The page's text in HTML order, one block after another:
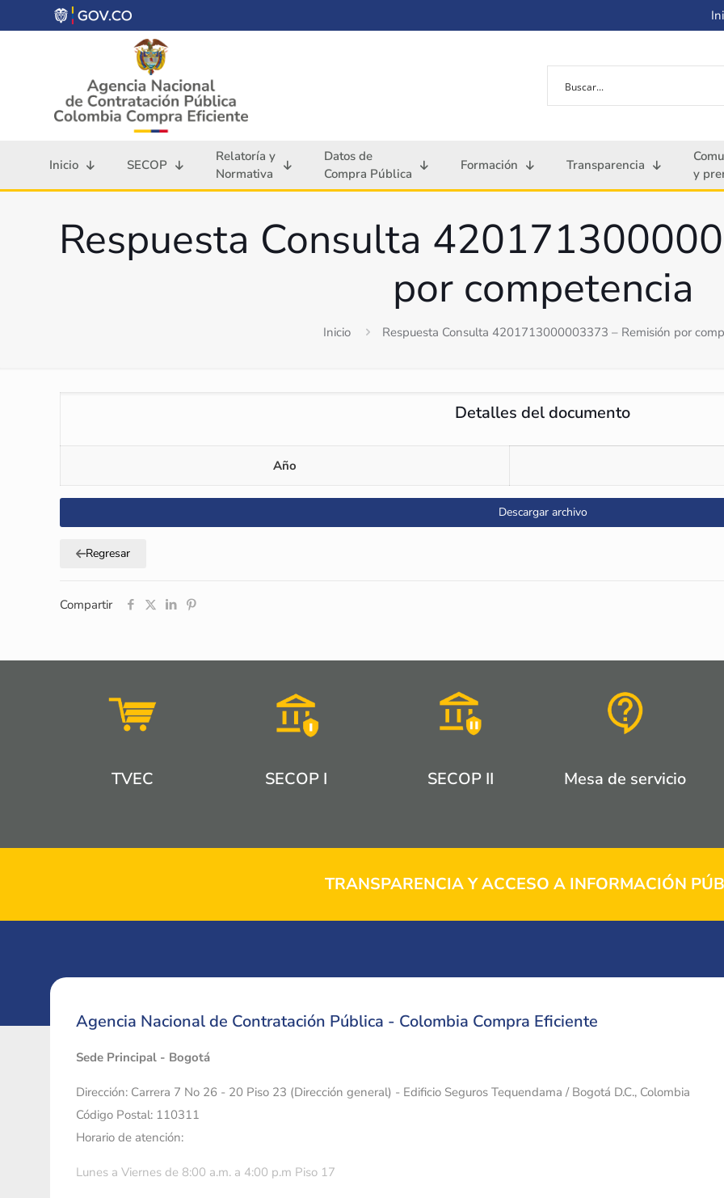
Inicio SECOP
Relatoría y
Normativa
Datos de
Compra Pública
Formación Transparencia
y
Respuesta Consulta
por competencia
Inicio Respuesta Consulta 4201713000003373 – Remisión por
Detalles del documento
Año
Descargar archivo
Regresar
Compartir
TVEC SECOP I SECOP II Mesa de servicio
TRANSPARENCIA Y ACCESO A INFORMACIÓN
Agencia Nacional de Contratación Pública - Colombia Compra Eficiente
Sede Principal - Bogotá
Dirección: Carrera 7 No 26 - 20 Piso 23 (Dirección general) - Edificio Seguros Tequendama / Bogotá D.C., Colombia
Código Postal: 110311
Horario de atención:
Lunes a Viernes de 8:00 a.m. a 4:00 p.m Piso 17